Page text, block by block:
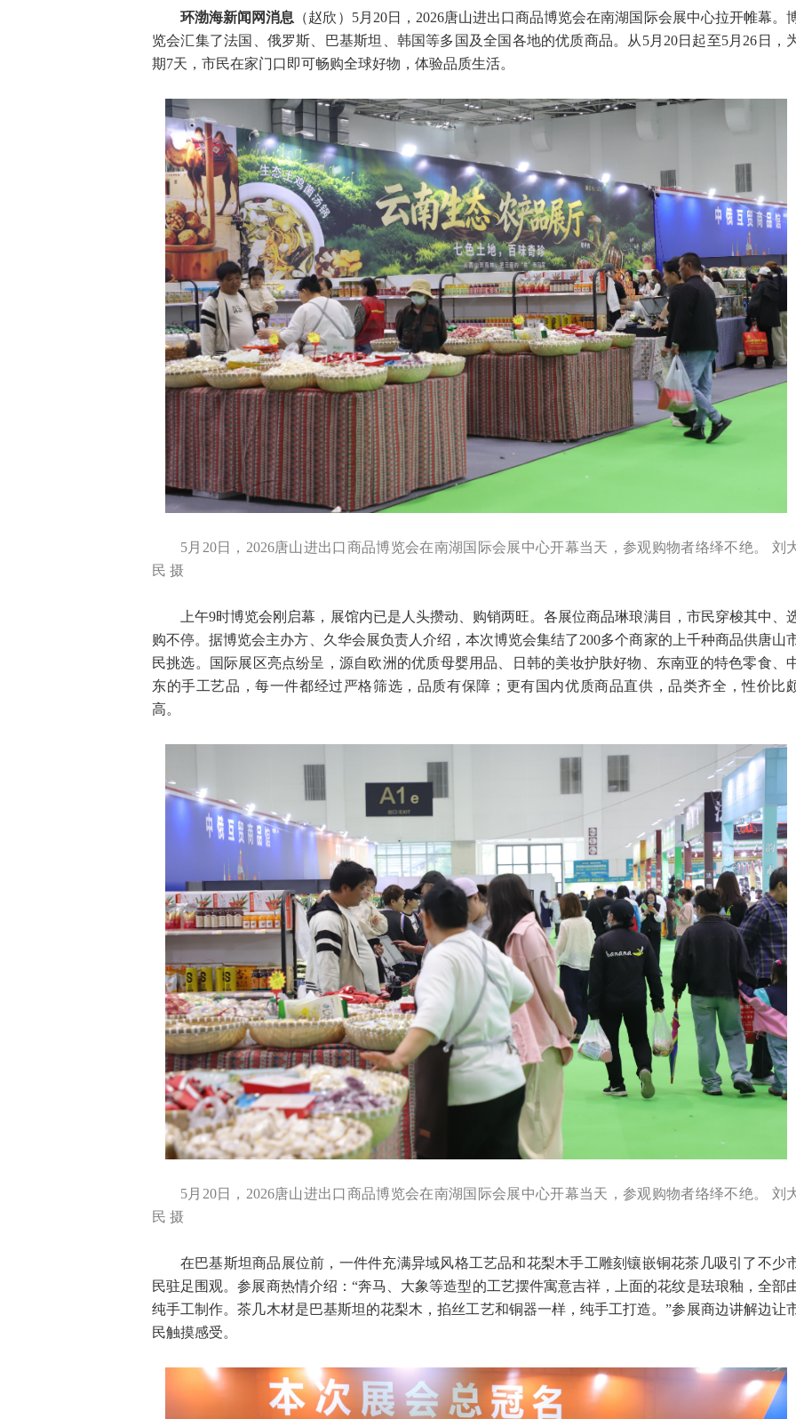
环渤海新闻网消息 （赵欣）5月20日，2026唐山进出口商品博览会在南湖国际会展中心拉开帷幕。
览会汇集了法国、俄罗斯、巴基斯坦、韩国等多国及全国各地的优质商品。从5月20日起至5月26日，
期7天，市民在家门口即可畅购全球好物，体验品质生活。
5月20日，2026唐山进出口商品博览会在南湖国际会展中心开幕当天，参观购物者络绎不绝。 刘
民 摄
上午9时博览会刚启幕，展馆内已是人头攒动、购销两旺。各展位商品琳琅满目，市民穿梭其中、
购不停。据博览会主办方、久华会展负责人介绍，本次博览会集结了200多个商家的上千种商品供唐山
民挑选。国际展区亮点纷呈，源自欧洲的优质母婴用品、日韩的美妆护肤好物、东南亚的特色零食、
东的手工艺品，每一件都经过严格筛选，品质有保障；更有国内优质商品直供，品类齐全，性价比
高。
5月20日，2026唐山进出口商品博览会在南湖国际会展中心开幕当天，参观购物者络绎不绝。 刘
民 摄
在巴基斯坦商品展位前，一件件充满异域风格工艺品和花梨木手工雕刻镶嵌铜花茶几吸引了不少
民驻足围观。参展商热情介绍：“奔马、大象等造型的工艺摆件寓意吉祥，上面的花纹是珐琅釉，全部
纯手工制作。茶几木材是巴基斯坦的花梨木，掐丝工艺和铜器一样，纯手工打造。”参展商边讲解边让
民触摸感受。